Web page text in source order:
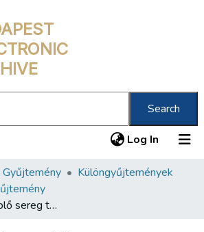
Search
Log In (current)
Különgyűjtemények
Százezres ünneplő sereg tomboló lelkesedéssel fogadta hazatért diadalmas olimpiásainkat